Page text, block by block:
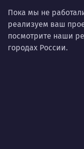
Пока мы не
реализуем ваш
посмотрите наши
городах России.